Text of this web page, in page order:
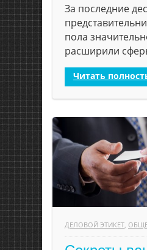
За последние
пола
расширили
Читать
ДЕЛОВОЙ ЭТИКЕТ